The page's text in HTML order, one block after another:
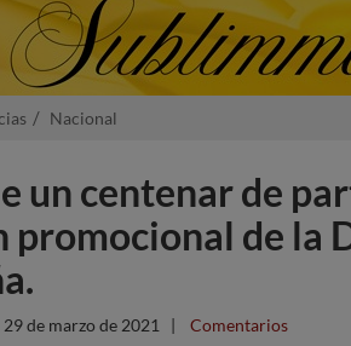
Nacional
un centenar de
promocional de la
29 de marzo de 2021 | Comentarios